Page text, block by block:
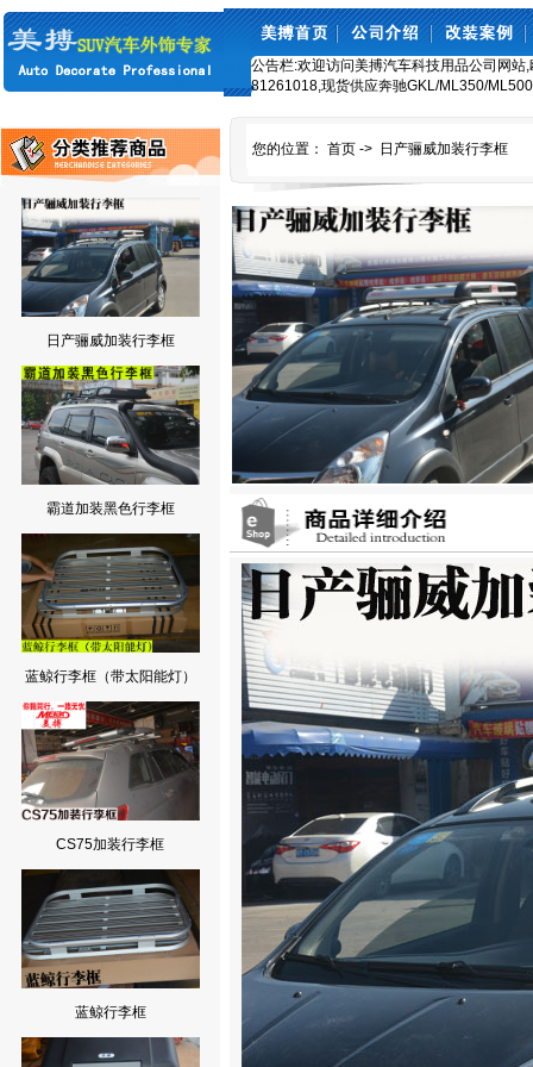
公告栏:欢迎访问美搏汽车科技用品公司网
81261018,现货供应奔驰GKL/ML350/
日产骊威加装行李框
霸道加装黑色行李框
蓝鲸行李框（带太阳能灯）
CS75加装行李框
蓝鲸行李框
您的位置： 首页 -> 日产骊威加装行李框